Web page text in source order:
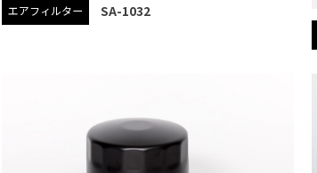
エアフィルター SA-1032